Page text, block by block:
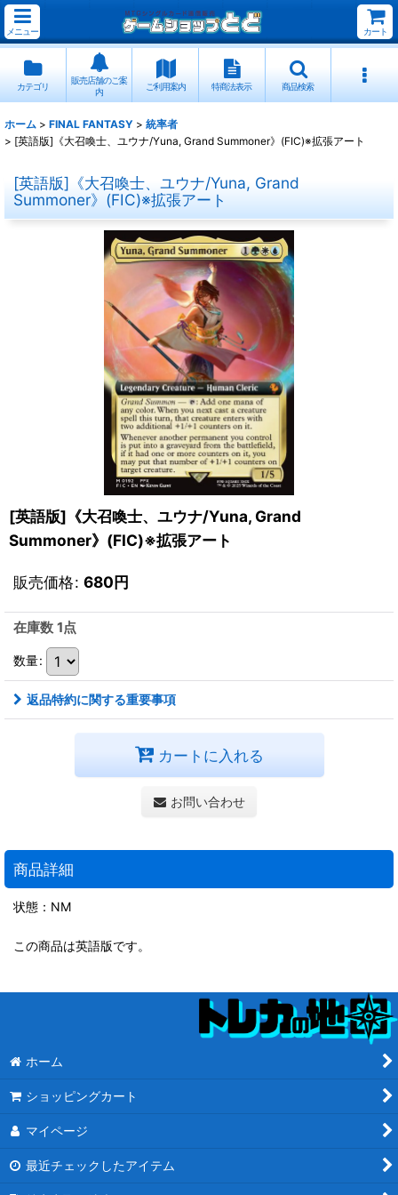
メニュー カート
カテゴリ
販売店舗のご案
内
ご利用案内 特商法表示 商品検索
ホーム > FINAL FANTASY > 統率者
> [英語版]《大召喚士、ユウナ/Yuna, Grand Summoner》(FIC)※拡張アート
[英語版]《大召喚士、ユウナ/Yuna, Grand
Summoner》(FIC)※拡張アート
[英語版]《大召喚士、ユウナ/Yuna, Grand
Summoner》(FIC)※拡張アート
販売価格: 680円
在庫数 1点
数量:
返品特約に関する重要事項
カートに入れる
お問い合わせ
商品詳細
状態：NM
この商品は英語版です。
ホーム
ショッピングカート
マイページ
最近チェックしたアイテム